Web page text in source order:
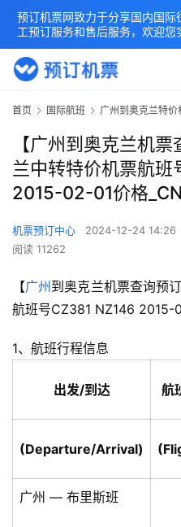
首页 国际航班 广州到奥克兰特价
【广州到奥克兰机
兰中转特价机票航
2015-02-01价格
机票预订中心 2024-12-24 14:26
阅读 11262
【广州 到奥克兰机票查询预
航班号CZ381 NZ146 2015-
1、航班行程信息
出发/到达 航
(Departure/Arrival)
广州 — 布里斯班
预订机票网致力于分享国内国际
工预订服务和售后服务，欢迎您